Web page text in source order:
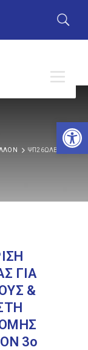
ΨΠ26ΩΛΒ-Λ9Θ
ΓΙΑ
&
3ο